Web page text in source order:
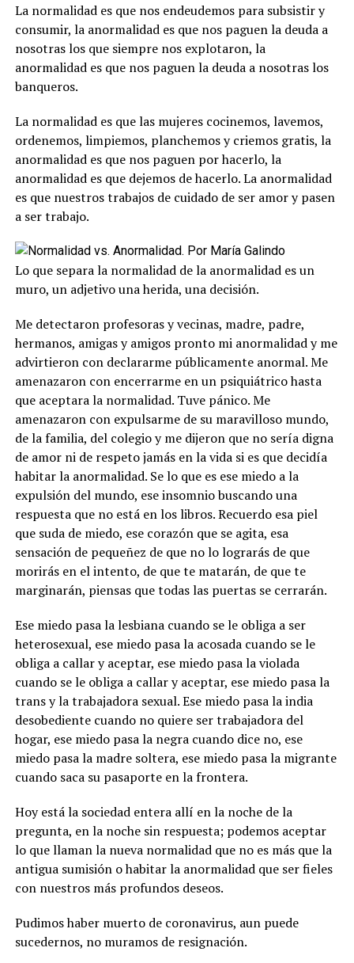
La normalidad es que nos endeudemos para subsistir y
consumir, la anormalidad es que nos paguen la deuda a
nosotras los que siempre nos explotaron, la
anormalidad es que nos paguen la deuda a nosotras los
banqueros.
La normalidad es que las mujeres cocinemos, lavemos,
ordenemos, limpiemos, planchemos y criemos gratis, la
anormalidad es que nos paguen por hacerlo, la
anormalidad es que dejemos de hacerlo. La anormalidad
es que nuestros trabajos de cuidado de ser amor y pasen
a ser trabajo.
Lo que separa la normalidad de la anormalidad es un
muro, un adjetivo una herida, una decisión.
Me detectaron profesoras y vecinas, madre, padre,
hermanos, amigas y amigos pronto mi anormalidad y me
advirtieron con declararme públicamente anormal. Me
amenazaron con encerrarme en un psiquiátrico hasta
que aceptara la normalidad. Tuve pánico. Me
amenazaron con expulsarme de su maravilloso mundo,
de la familia, del colegio y me dijeron que no sería digna
de amor ni de respeto jamás en la vida si es que decidía
habitar la anormalidad. Se lo que es ese miedo a la
expulsión del mundo, ese insomnio buscando una
respuesta que no está en los libros. Recuerdo esa piel
que suda de miedo, ese corazón que se agita, esa
sensación de pequeñez de que no lo lograrás de que
morirás en el intento, de que te matarán, de que te
marginarán, piensas que todas las puertas se cerrarán.
Ese miedo pasa la lesbiana cuando se le obliga a ser
heterosexual, ese miedo pasa la acosada cuando se le
obliga a callar y aceptar, ese miedo pasa la violada
cuando se le obliga a callar y aceptar, ese miedo pasa la
trans y la trabajadora sexual. Ese miedo pasa la india
desobediente cuando no quiere ser trabajadora del
hogar, ese miedo pasa la negra cuando dice no, ese
miedo pasa la madre soltera, ese miedo pasa la migrante
cuando saca su pasaporte en la frontera.
Hoy está la sociedad entera allí en la noche de la
pregunta, en la noche sin respuesta; podemos aceptar
lo que llaman la nueva normalidad que no es más que la
antigua sumisión o habitar la anormalidad que ser fieles
con nuestros más profundos deseos.
Pudimos haber muerto de coronavirus, aun puede
sucedernos, no muramos de resignación.